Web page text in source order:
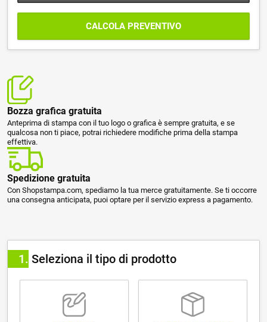
CALCOLA PREVENTIVO
Bozza grafica gratuita
Anteprima di stampa con il tuo logo o grafica è sempre gratuita, e se
qualcosa non ti piace, potrai richiedere modifiche prima della stampa
effettiva.
Spedizione gratuita
Con Shopstampa.com, spediamo la tua merce gratuitamente. Se ti occorre
una consegna anticipata, puoi optare per il servizio express a pagamento.
1 Seleziona il tipo di prodotto